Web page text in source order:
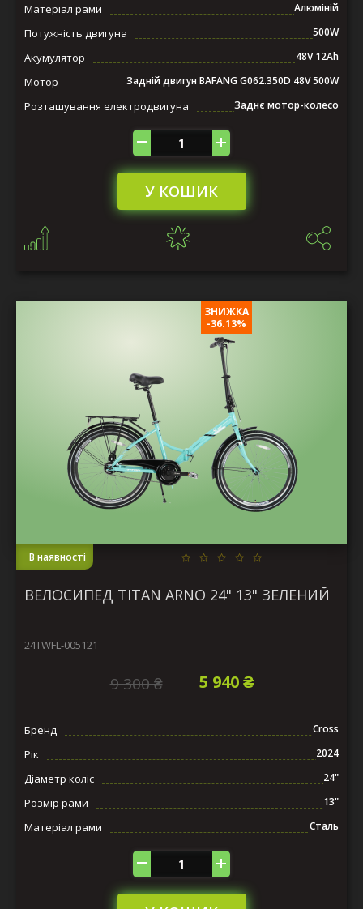
Матеріал рами Алюміній
Потужність двигуна 500W
Акумулятор 48V 12Ah
Мотор Задній двигун BAFANG G062.350D 48V 500W
Розташування електродвигуна Заднє мотор-колесо
У КОШИК
ЗНИЖКА
-36.13%
В наявності
ВЕЛОСИПЕД TITAN ARNO 24" 13" ЗЕЛЕНИЙ
24TWFL-005121
5 940 ₴
9 300 ₴
Бренд Cross
Рік 2024
Діаметр коліс 24"
Розмір рами 13"
Матеріал рами Сталь